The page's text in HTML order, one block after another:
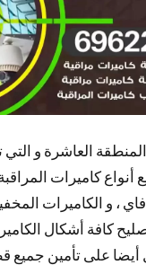
العاشرة و التي
كاميرات المراقبة
، و الكاميرات
كافة أشكال
أيضا على تأمين جميع